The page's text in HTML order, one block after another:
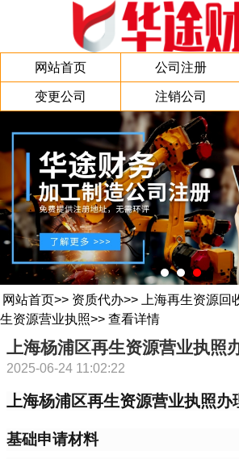
网站首页 公司注册
变更公司 注销公司
网站首页>> 资质代办>> 上海再生资源回
生资源营业执照>> 查看详情
上海杨浦区再生资源营业执照
2025-06-24 11:02:22
上海杨浦区再生资源营业执照办
基础申请材料